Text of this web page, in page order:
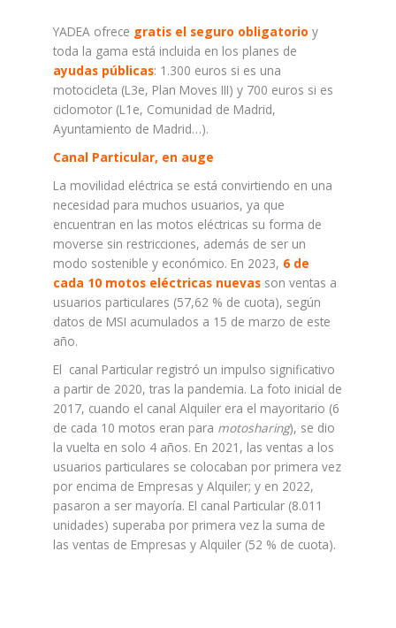
YADEA ofrece gratis el seguro obligatorio y
toda la gama está incluida en los planes de
ayudas públicas: 1.300 euros si es una
motocicleta (L3e, Plan Moves III) y 700 euros si es
ciclomotor (L1e, Comunidad de Madrid,
Ayuntamiento de Madrid…).
Canal Particular, en auge
La movilidad eléctrica se está convirtiendo en una
necesidad para muchos usuarios, ya que
encuentran en las motos eléctricas su forma de
moverse sin restricciones, además de ser un
modo sostenible y económico. En 2023, 6 de
cada 10 motos eléctricas nuevas son ventas a
usuarios particulares (57,62 % de cuota), según
datos de MSI acumulados a 15 de marzo de este
año.
El canal Particular registró un impulso significativo
a partir de 2020, tras la pandemia. La foto inicial de
2017, cuando el canal Alquiler era el mayoritario (6
de cada 10 motos eran para motosharing), se dio
la vuelta en solo 4 años. En 2021, las ventas a los
usuarios particulares se colocaban por primera vez
por encima de Empresas y Alquiler; y en 2022,
pasaron a ser mayoría. El canal Particular (8.011
unidades) superaba por primera vez la suma de
las ventas de Empresas y Alquiler (52 % de cuota).